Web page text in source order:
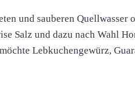
und sauberen Quellwasser
Salz und dazu nach Wahl
Lebkuchengewürz,